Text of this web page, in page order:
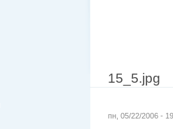
15_5.jpg
пн, 05/22/2006 -